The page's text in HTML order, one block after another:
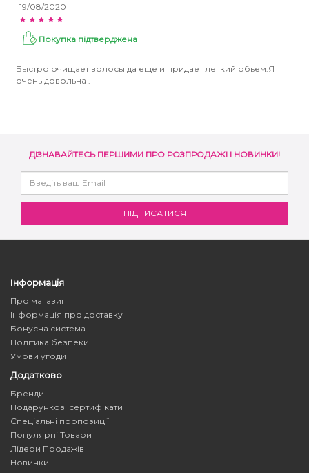
19/08/2020
Покупка підтверджена
Быстро очищает волосы да еще и придает легкий обьем.Я
очень довольна .
ДІЗНАВАЙТЕСЬ ПЕРШИМИ ПРО РОЗПРОДАЖІ І НОВИНКИ!
Інформація
Про магазин
Інформація про доставку
Бонусна система
Політика безпеки
Умови угоди
Додатково
Бренди
Подарункові сертифікати
Спеціальні пропозиції
Популярні Товари
Лідери Продажів
Новинки